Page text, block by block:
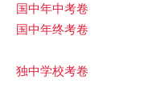
国中年中考卷
国中年终考卷
独中学校考卷